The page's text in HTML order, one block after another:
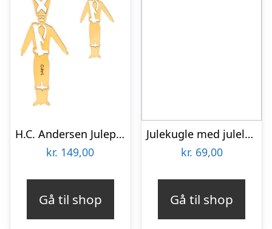
H.C. Andersen Julepynt – Den Lille Tinsoldat – Juleophæng
kr. 149,00
Gå til shop
Julekugle med julelys og navn – akryl
kr. 69,00
Gå til shop